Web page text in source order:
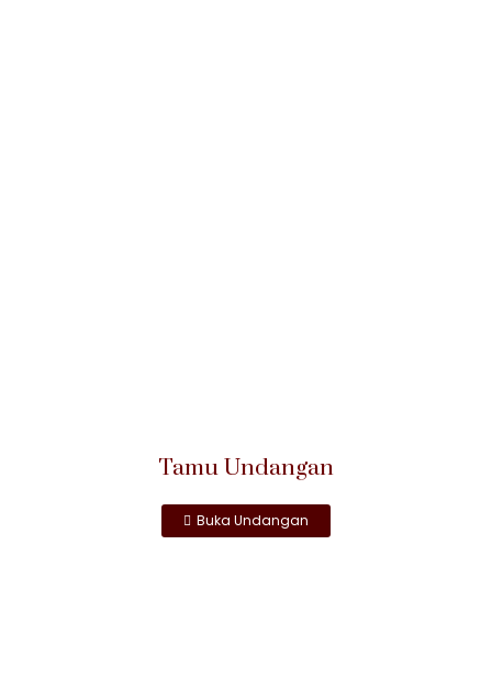
Tamu Undangan
Buka Undangan